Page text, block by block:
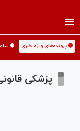
🟡 پرونده‌های ویژه خبری 🟡
پزشکی